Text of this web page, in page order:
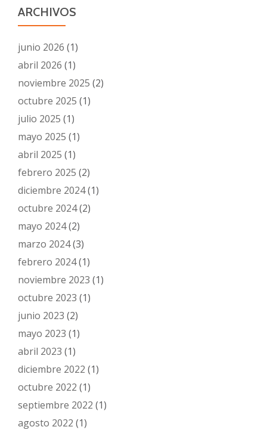
ARCHIVOS
junio 2026 (1)
abril 2026 (1)
noviembre 2025 (2)
octubre 2025 (1)
julio 2025 (1)
mayo 2025 (1)
abril 2025 (1)
febrero 2025 (2)
diciembre 2024(1)
octubre 2024(2)
mayo 2024(2)
marzo 2024(3)
febrero 2024(1)
noviembre 2023 (1)
octubre 2023 (1)
junio 2023 (2)
mayo 2023 (1)
abril 2023 (1)
diciembre 2022 (1)
octubre 2022 (1)
septiembre 2022 (1)
agosto 2022 (1)